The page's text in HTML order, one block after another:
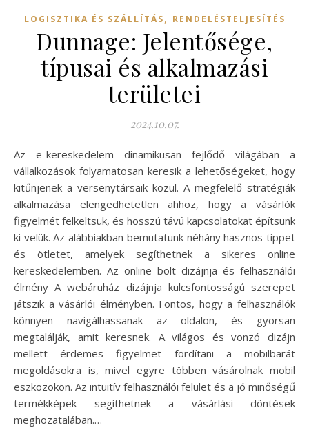
LOGISZTIKA ÉS SZÁLLÍTÁS, RENDELÉSTELJESÍTÉS
Dunnage: Jelentősége,
típusai és alkalmazási
területei
2024.10.07.
Az e-kereskedelem dinamikusan fejlődő világában a
vállalkozások folyamatosan keresik a lehetőségeket, hogy
kitűnjenek a versenytársaik közül. A megfelelő stratégiák
alkalmazása elengedhetetlen ahhoz, hogy a vásárlók
figyelmét felkeltsük, és hosszú távú kapcsolatokat építsünk
ki velük. Az alábbiakban bemutatunk néhány hasznos tippet
és ötletet, amelyek segíthetnek a sikeres online
kereskedelemben. Az online bolt dizájnja és felhasználói
élmény A webáruház dizájnja kulcsfontosságú szerepet
játszik a vásárlói élményben. Fontos, hogy a felhasználók
könnyen navigálhassanak az oldalon, és gyorsan
megtalálják, amit keresnek. A világos és vonzó dizájn
mellett érdemes figyelmet fordítani a mobilbarát
megoldásokra is, mivel egyre többen vásárolnak mobil
eszközökön. Az intuitív felhasználói felület és a jó minőségű
termékképek segíthetnek a vásárlási döntések
meghozatalában.…